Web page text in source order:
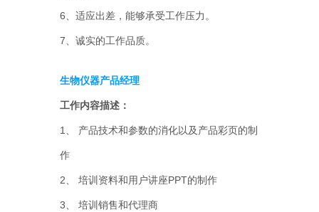
6、适应出差，能够承受工作压力。
7、诚实的工作品质。
生物仪器产品经理
工作内容描述：
1、 产品技术和参数的消化以及产品彩页的制
作
2、 培训资料和用户讲座PPT的制作
3、 培训销售和代理商